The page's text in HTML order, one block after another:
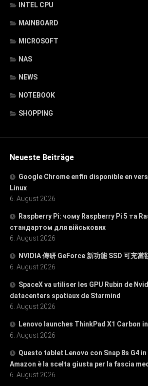
INTEL CPU
MAINBOARD
MICROSOFT
NAS
NEWS
NOTEBOOK
SHOPPING
Neueste Beiträge
Google Chrome enfin disponible en
Linux
6. August 2026
Raspberry Pi: чому Raspberry Pi 5 та
стандартом для військових
6. August 2026
NVIDIA 傳研 GeForce 新功能 SSD 可充當
6. August 2026
SpaceX va utiliser les GPU Rubin de
datacenters spatiaux de Starmind
6. August 2026
Lenovo launches ThinkPad X1 Carbon
6. August 2026
Questo tablet Lenovo con Snap 8s G4
Amazon è la scelta giusta per la fascia
6. August 2026